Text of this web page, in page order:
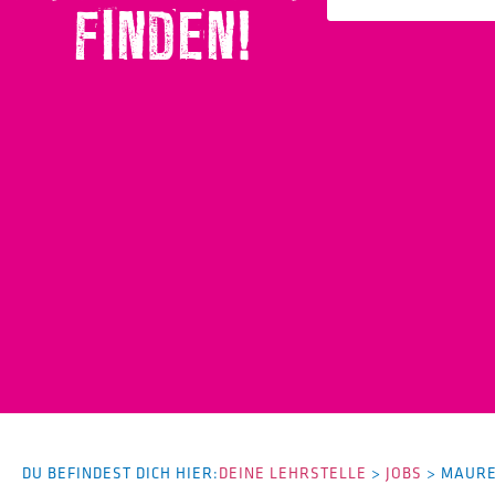
FINDEN!
DU BEFINDEST DICH HIER:DEINE LEHRSTELLE > JOBS >